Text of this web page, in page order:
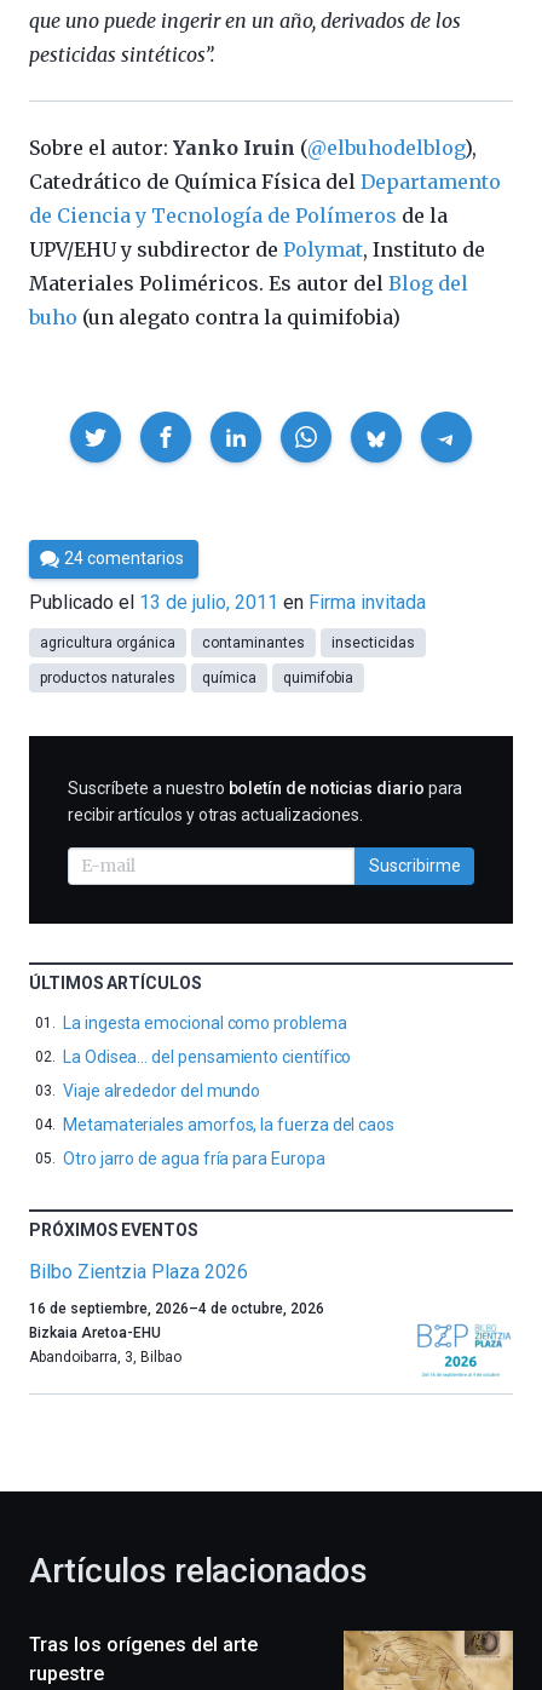
que uno puede ingerir en un año, derivados de los
pesticidas sintéticos”.
Sobre el autor: Yanko Iruin (@elbuhodelblog),
Catedrático de Química Física del Departamento
de Ciencia y Tecnología de Polímeros de la
UPV/EHU y subdirector de Polymat, Instituto de
Materiales Poliméricos. Es autor del Blog del
buho (un alegato contra la quimifobia)
Compartir
Por
Cultura
Cientifica
24 comentarios
Publicado el 13 de julio, 2011 en Firma invitada
agricultura orgánica contaminantes insecticidas
productos naturales química quimifobia
SUSCRIBIRME
Suscríbete a nuestro boletín de noticias diario para
recibir artículos y otras actualizaciones.
Suscribirme
ÚLTIMOS ARTÍCULOS
La ingesta emocional como problema
La Odisea… del pensamiento científico
Viaje alrededor del mundo
Metamateriales amorfos, la fuerza del caos
Otro jarro de agua fría para Europa
PRÓXIMOS EVENTOS
Bilbo Zientzia Plaza 2026
Un
año
más,
celebración
novena
edición
16 de septiembre, 2026–4 de octubre, 2026
Bizkaia Aretoa-EHU
Abandoibarra, 3, Bilbao
Artículos relacionados
Tras los orígenes del arte
rupestre